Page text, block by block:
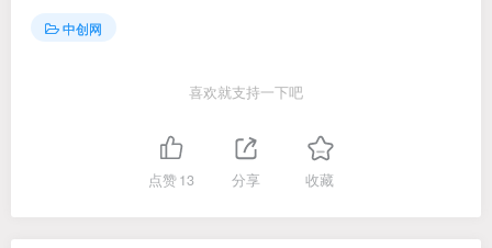
中创网
喜欢就支持一下吧
点赞13 分享 收藏